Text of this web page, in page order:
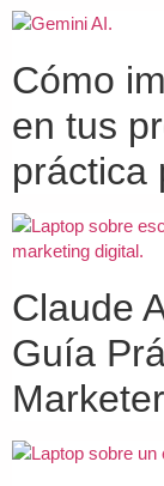
Cómo
en tus
práctica
Claude
Guía